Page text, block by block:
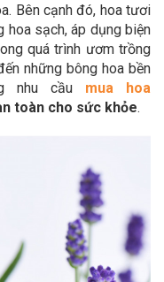
Bên cạnh đó, hoa tươi
hoa sạch, áp dụng biện
quá trình ươm trồng
những bông hoa bền
nhu cầu mua hoa
toàn cho sức khỏe.